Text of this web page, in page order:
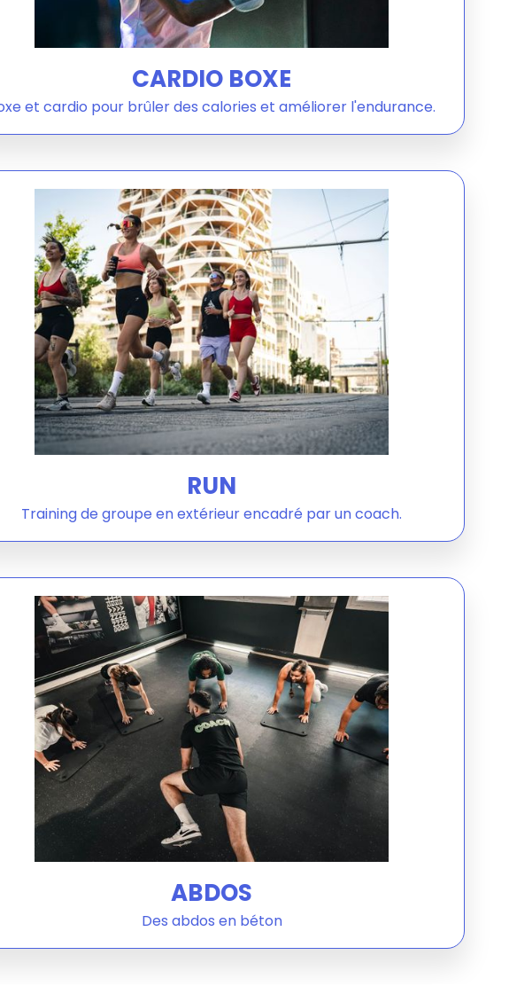
CARDIO BOXE
et cardio pour brûler des calories et améliorer l'endurance.
RUN
Training de groupe en extérieur encadré par un coach.
ABDOS
Des abdos en béton